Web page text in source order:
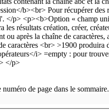
de page dans le sommaire.